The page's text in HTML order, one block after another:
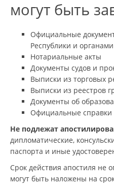
могут быть
Официальные
Республики и
Нотариальные акты
Документы судов и
Выписки из торговых
Выписки из реестров
Документы об
Официальные справки
Не подлежат
дипломатические,
паспорта и иные
Срок действия апостиля не
могут быть наложены на